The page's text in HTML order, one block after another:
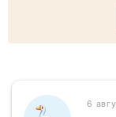
6